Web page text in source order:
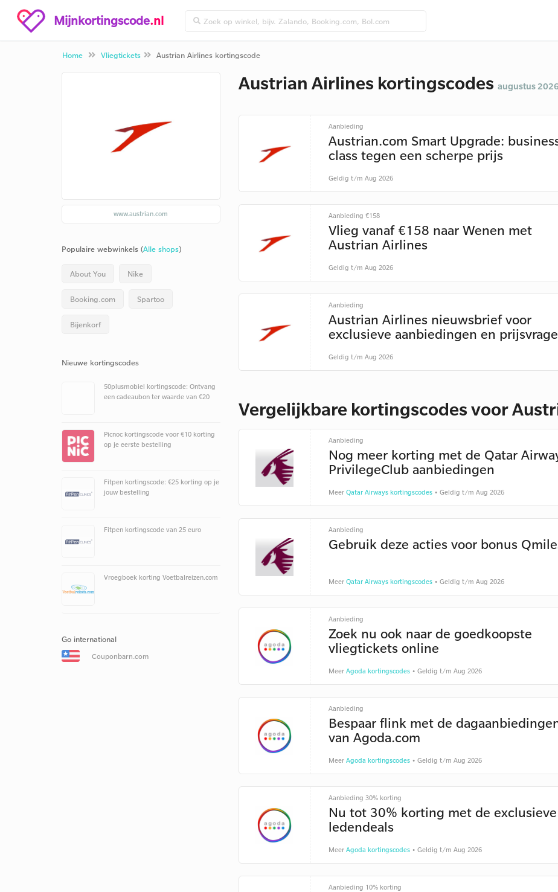
Mijnkortingscode.nl
Home Vliegtickets Austrian Airlines kortingscode
Austrian Airlines kortingscodes augustus 2026
Aanbieding
Austrian.com Smart Upgrade:
class tegen een scherpe prijs
Geldig t/m Aug 2026
Aanbieding €158
Vlieg vanaf €158 naar Wenen met
Austrian Airlines
Geldig t/m Aug 2026
Aanbieding
Austrian Airlines nieuwsbrief voor
exclusieve aanbiedingen en
Geldig t/m Aug 2026
Vergelijkbare kortingscodes voor
Aanbieding
Nog meer korting met de Qatar
PrivilegeClub aanbiedingen
Meer Qatar Airways kortingscodes• Geldig t/m Aug 2026
Aanbieding
Gebruik deze acties voor bonus
Meer Qatar Airways kortingscodes• Geldig t/m Aug 2026
Aanbieding
Zoek nu ook naar de goedkoopste
vliegtickets online
Meer Agoda kortingscodes• Geldig t/m Aug 2026
Aanbieding
Bespaar flink met de
van Agoda.com
Meer Agoda kortingscodes• Geldig t/m Aug 2026
Aanbieding 30% korting
Nu tot 30% korting met de exclusieve
ledendeals
Meer Agoda kortingscodes• Geldig t/m Aug 2026
Aanbieding 10% korting
www.austrian.com
Populaire webwinkels (Alle shops)
About You Nike
Booking.com Spartoo
Bijenkorf
Nieuwe kortingscodes
50plusmobiel kortingscode: Ontvang
een cadeaubon ter waarde van €20
Picnoc kortingscode voor €10 korting
op je eerste bestelling
Fitpen kortingscode: €25 korting op je
jouw bestelling
Fitpen kortingscode van 25 euro
Vroegboek korting Voetbalreizen.com
Go international
Couponbarn.com